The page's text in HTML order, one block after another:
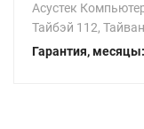
Асустек
Тайбэй 112,
Гарантия, месяцы: